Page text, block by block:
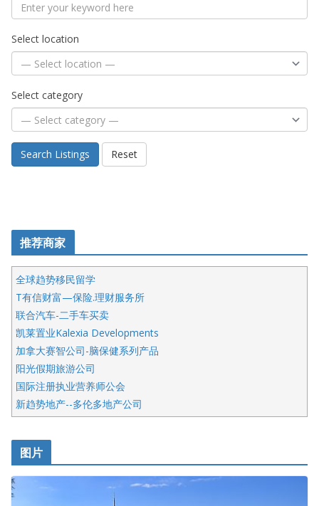
Select location
Select category
Search Listings Reset
推荐商家
全球趋势移民留学
T有信财富—保险.理财服务所
联合汽车-二手车买卖
凯莱置业Kalexia Developments
加拿大赛智公司-脑保健系列产品
阳光假期旅游公司
国际注册执业营养师公会
新趋势地产--多伦多地产公司
呱呱电器
开明车行KS CAR SALES & SERVICE
健健宝公司
皇后金融集团
图片